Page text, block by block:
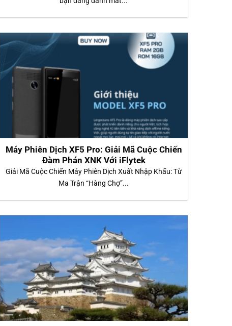
Máy Phiên Dịch XF5 Pro: Giải Mã Cuộc Chiến
Đàm Phán XNK Với iFlytek
Giải Mã Cuộc Chiến Máy Phiên Dịch Xuất Nhập Khẩu: Từ
Ma Trận “Hàng Chợ”...